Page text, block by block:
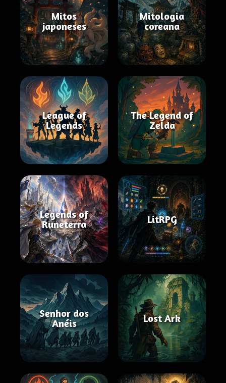
Mitos
japoneses
Mitologia
coreana
League of
Legends
The Legend of
Zelda
Legends of
Runeterra
LitRPG
Senhor dos
Anéis
Lost Ark